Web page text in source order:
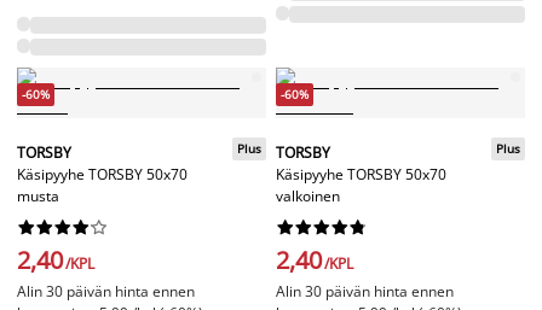
-60%
TORSBY
Käsipyyhe TORSBY 50x70
musta
Plus






2,40/KPL
Alin 30 päivän hinta ennen
-60%
TORSBY
Käsipyyhe TORSBY 50x70
valkoinen
Plus






2,40/KPL
Alin 30 päivän hinta ennen